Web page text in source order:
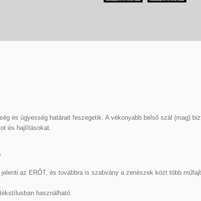
és ügyesség határait feszegetik. A vékonyabb belső szál (mag)
és hajlításokat.
az ERŐT, és továbbra is szabvány a zenészek közt több
használható.